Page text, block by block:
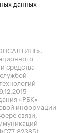
данных
средства
«РБК»
информации
связи,
82385)